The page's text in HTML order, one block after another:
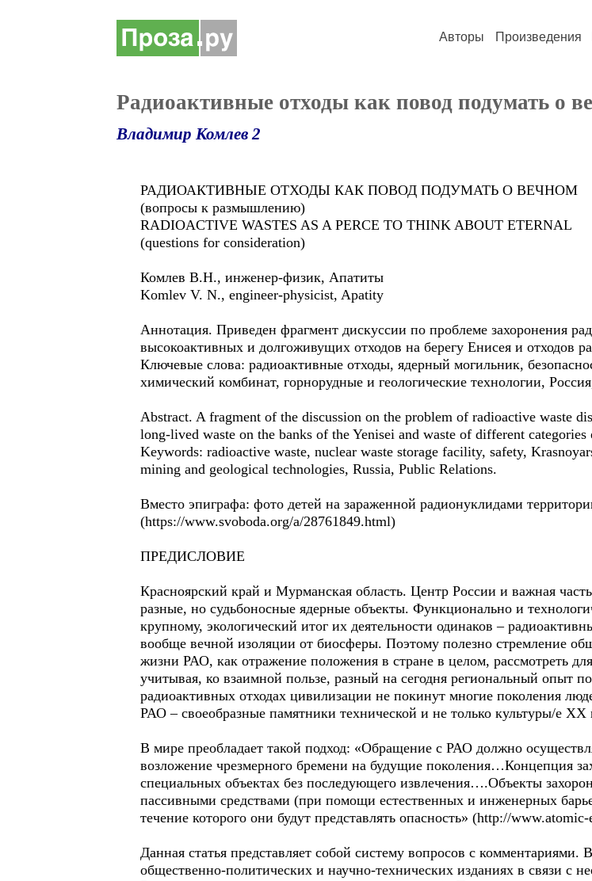
Авторы Произведения
Радиоактивные отходы как повод подумать о
Владимир Комлев 2
РАДИОАКТИВНЫЕ ОТХОДЫ КАК ПОВОД ПОДУМАТЬ О ВЕЧНОМ
(вопросы к размышлению)
RADIOACTIVE WASTES AS A PERCE TO THINK ABOUT ETERNAL
(questions for consideration)
Комлев В.Н., инженер-физик, Апатиты
Komlev V. N., engineer-physicist, Apatity
Аннотация. Приведен фрагмент дискуссии по проблеме захоронения
высокоактивных и долгоживущих отходов на берегу Енисея и отходов
Ключевые слова: радиоактивные отходы, ядерный могильник,
химический комбинат, горнорудные и геологические технологии,
Abstract. A fragment of the discussion on the problem of radioactive waste
long-lived waste on the banks of the Yenisei and waste of different
Keywords: radioactive waste, nuclear waste storage facility, safety,
mining and geological technologies, Russia, Public Relations.
Вместо эпиграфа: фото детей на зараженной радионуклидами
(https://www.svoboda.org/a/28761849.html)
ПРЕДИСЛОВИЕ
Красноярский край и Мурманская область. Центр России и важная
разные, но судьбоносные ядерные объекты. Функционально и
крупному, экологический итог их деятельности одинаков –
вообще вечной изоляции от биосферы. Поэтому полезно стремление
жизни РАО, как отражение положения в стране в целом, рассмотреть
учитывая, ко взаимной пользе, разный на сегодня региональный
радиоактивных отходах цивилизации не покинут многие поколения
РАО – своеобразные памятники технической и не только культуры/е
В мире преобладает такой подход: «Обращение с РАО должно
возложение чрезмерного бремени на будущие поколения…Концепция
специальных объектах без последующего извлечения….Объекты
пассивными средствами (при помощи естественных и инженерных
течение которого они будут представлять опасность» (http://
Данная статья представляет собой систему вопросов с
общественно-политических и научно-технических изданиях в связи с